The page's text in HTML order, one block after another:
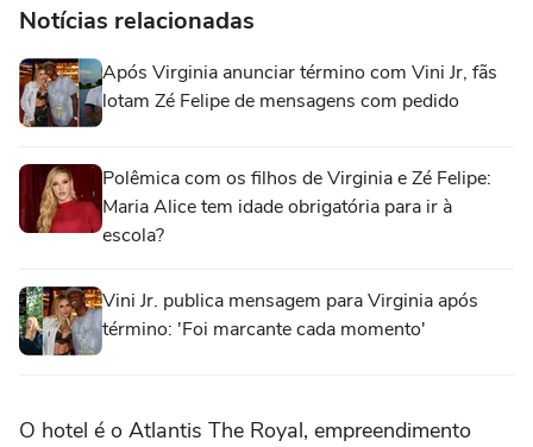
Notícias relacionadas
Após Virginia anunciar término com Vini Jr, fãs
lotam Zé Felipe de mensagens com pedido
Polêmica com os filhos de Virginia e Zé Felipe:
Maria Alice tem idade obrigatória para ir à
escola?
Vini Jr. publica mensagem para Virginia após
término: 'Foi marcante cada momento'
O hotel é o Atlantis The Royal, empreendimento